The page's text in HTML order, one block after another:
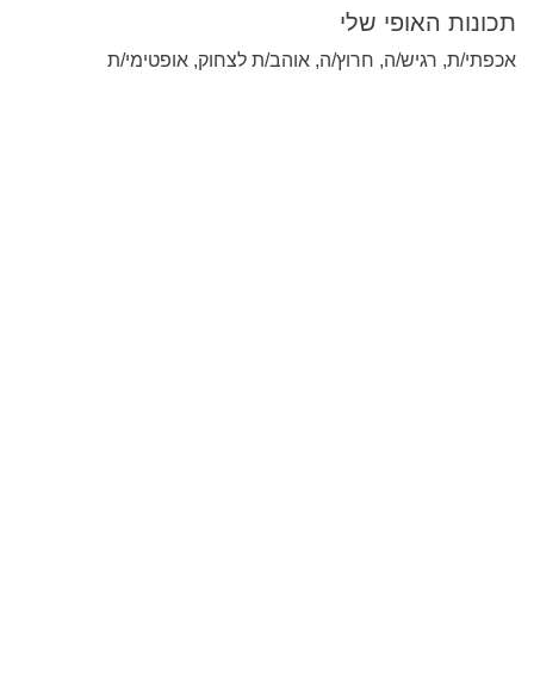
תכונות האופי שלי
אכפתי/ת, רגיש/ה, חרוץ/ה, אוהב/ת לצחוק, אופטימי/ת